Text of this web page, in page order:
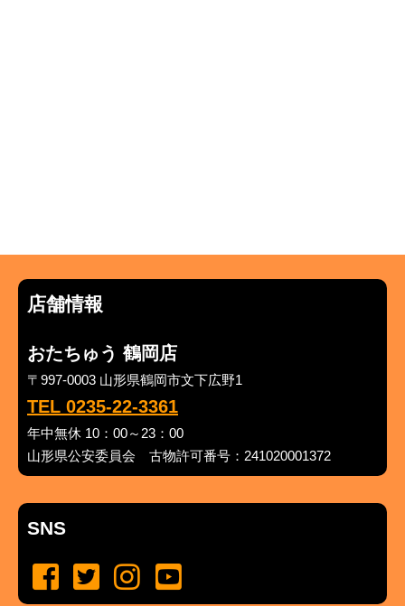
店舗情報
おたちゅう 鶴岡店
〒997-0003 山形県鶴岡市文下広野1
TEL 0235-22-3361
年中無休 10：00～23：00
山形県公安委員会 古物許可番号：241020001372
SNS